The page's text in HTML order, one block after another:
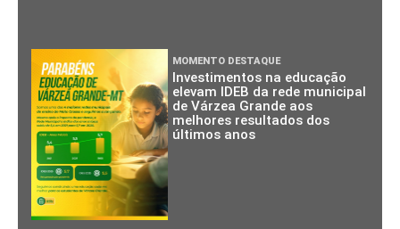
MOMENTO DESTAQUE
Investimentos na educação
elevam IDEB da rede municipal
de Várzea Grande aos
melhores resultados dos
últimos anos